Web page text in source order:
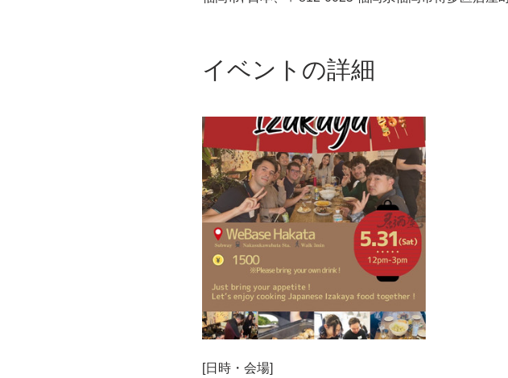
イベントの詳細
[日時・会場]